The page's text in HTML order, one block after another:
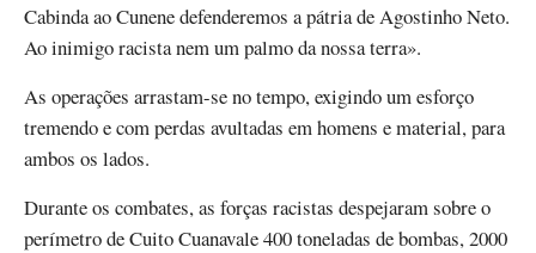
Cabinda ao Cunene defenderemos a pátria de Agostinho Neto.
Ao inimigo racista nem um palmo da nossa terra».
As operações arrastam-se no tempo, exigindo um esforço
tremendo e com perdas avultadas em homens e material, para
ambos os lados.
Durante os combates, as forças racistas despejaram sobre o
perímetro de Cuito Cuanavale 400 toneladas de bombas, 2000